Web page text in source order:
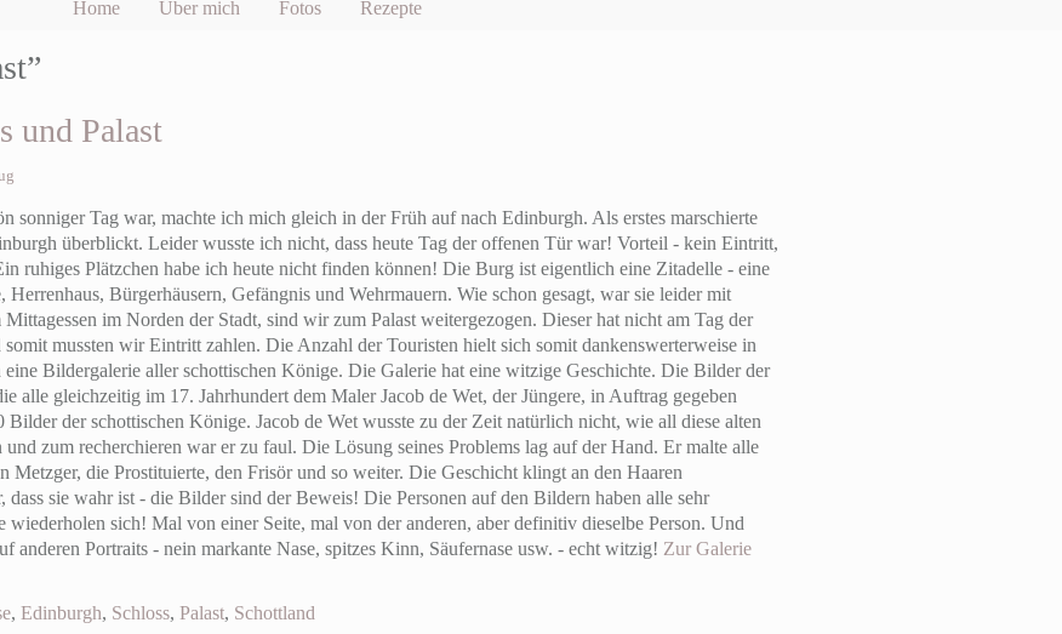
Home Über mich Fotos Rezepte
und Palast
sonniger Tag war, machte ich mich gleich in der Früh auf nach Edinburgh. Als erstes marschierte
überblickt. Leider wusste ich nicht, dass heute Tag der offenen Tür war! Vorteil - kein Eintritt,
ruhiges Plätzchen habe ich heute nicht finden können! Die Burg ist eigentlich eine Zitadelle - eine
Bürgerhäusern, Gefängnis und Wehrmauern. Wie schon gesagt, war sie leider mit
im Norden der Stadt, sind wir zum Palast weitergezogen. Dieser hat nicht am Tag der
mussten wir Eintritt zahlen. Die Anzahl der Touristen hielt sich somit dankenswerterweise in
eine Bildergalerie aller schottischen Könige. Die Galerie hat eine witzige Geschichte. Die Bilder der
alle gleichzeitig im 17. Jahrhundert dem Maler Jacob de Wet, der Jüngere, in Auftrag gegeben
Bilder der schottischen Könige. Jacob de Wet wusste zu der Zeit natürlich nicht, wie all diese alten
zum recherchieren war er zu faul. Die Lösung seines Problems lag auf der Hand. Er malte alle
Metzger, die Prostituierte, den Frisör und so weiter. Die Geschicht klingt an den Haaren
dass sie wahr ist - die Bilder sind der Beweis! Die Personen auf den Bildern haben alle sehr
wiederholen sich! Mal von einer Seite, mal von der anderen, aber definitiv dieselbe Person. Und
anderen Portraits - nein markante Nase, spitzes Kinn, Säufernase usw. - echt witzig! Zur Galerie
, Edinburgh, Schloss, Palast, Schottland